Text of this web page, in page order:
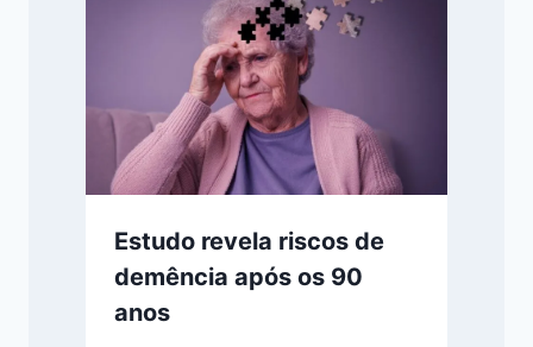
Estudo revela riscos de
demência após os 90
anos